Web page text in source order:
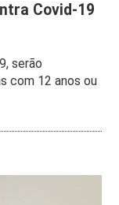
Covid-19
serão
com 12 anos ou